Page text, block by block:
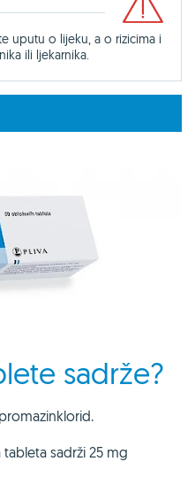
uputu o lijeku, a o rizicima i
ili ljekarnika.
sadrže?
sadrži 25 mg